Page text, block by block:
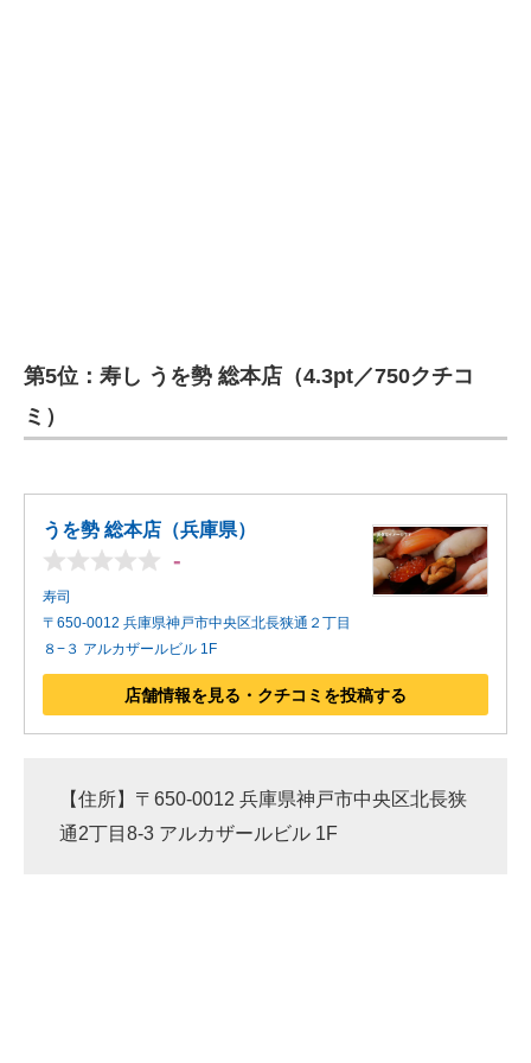
第5位：寿し うを勢 総本店（4.3pt／750クチコ
ミ）
うを勢 総本店（兵庫県）
-
寿司
〒650-0012 兵庫県神戸市中央区北長狭通２丁目
８−３ アルカザールビル 1F
店舗情報を見る・クチコミを投稿する
【住所】〒650-0012 兵庫県神戸市中央区北長狭
通2丁目8-3 アルカザールビル 1F